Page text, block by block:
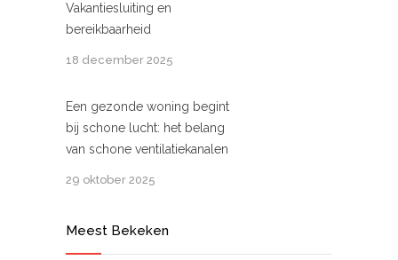
Vakantiesluiting en
bereikbaarheid
18 december 2025
Een gezonde woning begint
bij schone lucht: het belang
van schone ventilatiekanalen
29 oktober 2025
Meest Bekeken